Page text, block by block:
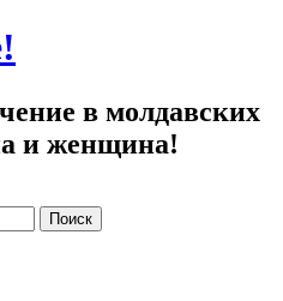
в молдавских
и женщина!